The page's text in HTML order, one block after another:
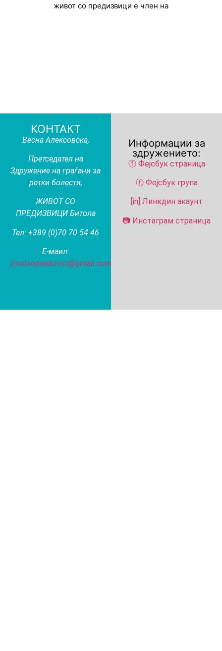
живот со предизвици е член на
КОНТАКТ
Весна Алексовска,
Претседател на
Здружение на граѓани за
ретки болести,
ЖИВОТ СО
ПРЕДИЗВИЦИ Битола
Тел: +389 (0)70 70 54 46
Е-маил:
zivotsopredizvici@gmail.com
Информации за
здружението:
ⓕ Фејсбук страница
ⓕ Фејсбук група
[in] Линкдин акаунт
📷 Инстаграм страница